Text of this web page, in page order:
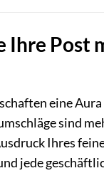
Ihre Post
eine
sind
Ihres
jede